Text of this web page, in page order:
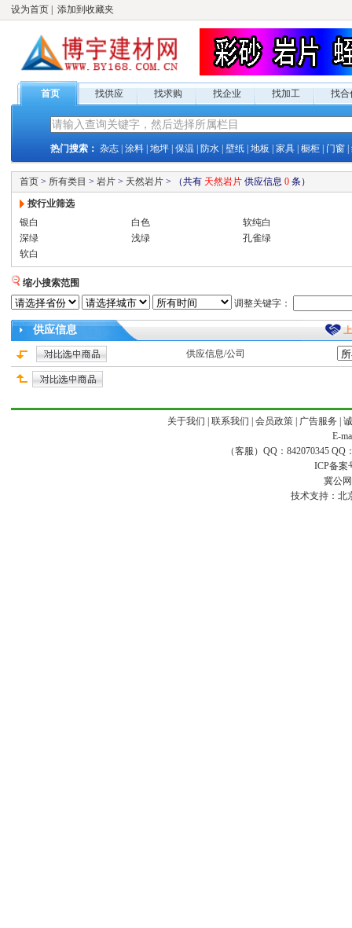
设为首页 添加到收藏夹
首页 找供应 找求购 找企业 找加工 找合
热门搜索： 杂志 涂料 地坪 保温 防水 壁纸 地板 家具 橱柜 门窗
首页 > 所有类目 > 岩片 > 天然岩片 > （共有 天然岩片 供应信息 0 条）
按行业筛选
银白
白色
软纯白
深绿
浅绿
孔雀绿
软白
缩小搜索范围
调整关键字：
供应信息
供应信息/公司
关于我们 联系我们 会员政策| 广告服务
E-
（客服）QQ：842070345 QQ
ICP备案
冀公
技术支持： 北